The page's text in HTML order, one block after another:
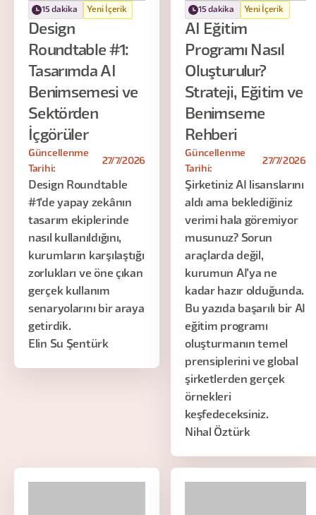
15 dakika Yeni İçerik
Design
Roundtable #1:
Tasarımda AI
Benimsemesi ve
Sektörden
İçgörüler
Güncellenme
Tarihi:
27/7/2026
Design Roundtable
#1'de yapay zekânın
tasarım ekiplerinde
nasıl kullanıldığını,
kurumların karşılaştığı
zorlukları ve öne çıkan
gerçek kullanım
senaryolarını bir araya
getirdik.
Elin Su Şentürk
15 dakika Yeni İçerik
AI Eğitim
Programı Nasıl
Oluşturulur?
Strateji, Eğitim ve
Benimseme
Rehberi
Güncellenme
Tarihi:
27/7/2026
Şirketiniz AI lisanslarını
aldı ama beklediğiniz
verimi hala göremiyor
musunuz? Sorun
araçlarda değil,
kurumun AI'ya ne
kadar hazır olduğunda.
Bu yazıda başarılı bir AI
eğitim programı
oluşturmanın temel
prensiplerini ve global
şirketlerden gerçek
örnekleri
keşfedeceksiniz.
Nihal Öztürk